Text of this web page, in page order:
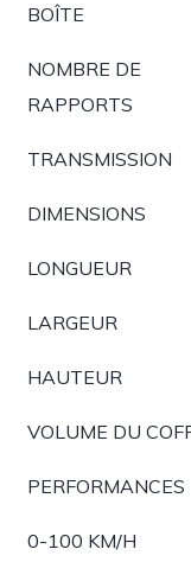
BOÎTE
NOMBRE DE
RAPPORTS
TRANSMISSION
DIMENSIONS
LONGUEUR
LARGEUR
HAUTEUR
VOLUME DU
PERFORMANCES
0-100 KM/H